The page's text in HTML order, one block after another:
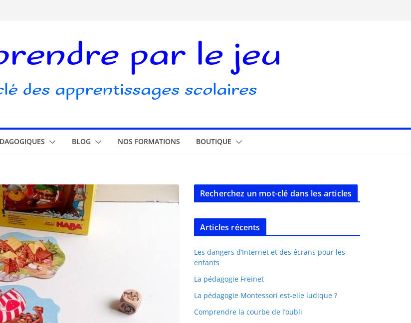
?
BLOG NOS FORMATIONS BOUTIQUE
Recherchez un mot-clé dans les articles
Articles récents
Les dangers d’Internet et des écrans pour les
enfants
La pédagogie Freinet
La pédagogie Montessori est-elle ludique ?
Comprendre la courbe de l’oubli